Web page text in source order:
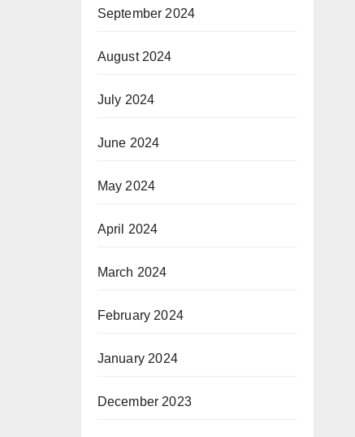
September 2024
August 2024
July 2024
June 2024
May 2024
April 2024
March 2024
February 2024
January 2024
December 2023